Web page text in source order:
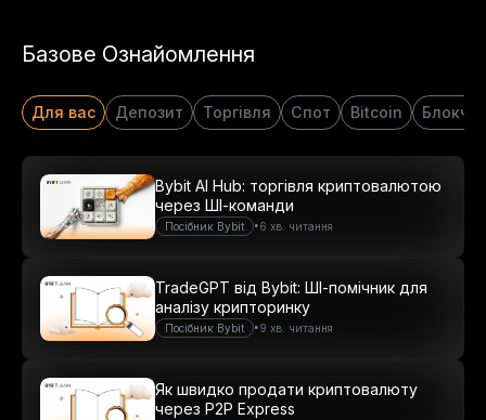
Базове Ознайомлення
Для вас Депозит Торгівля Спот Bitcoin
Посібник Bybit •6 хв. читання
Bybit AI Hub: торгівля криптовалютою
через ШІ-команди
Посібник Bybit •9 хв. читання
TradeGPT від Bybit: ШІ-помічник для
аналізу крипторинку
Як швидко продати криптовалюту
через P2P Express